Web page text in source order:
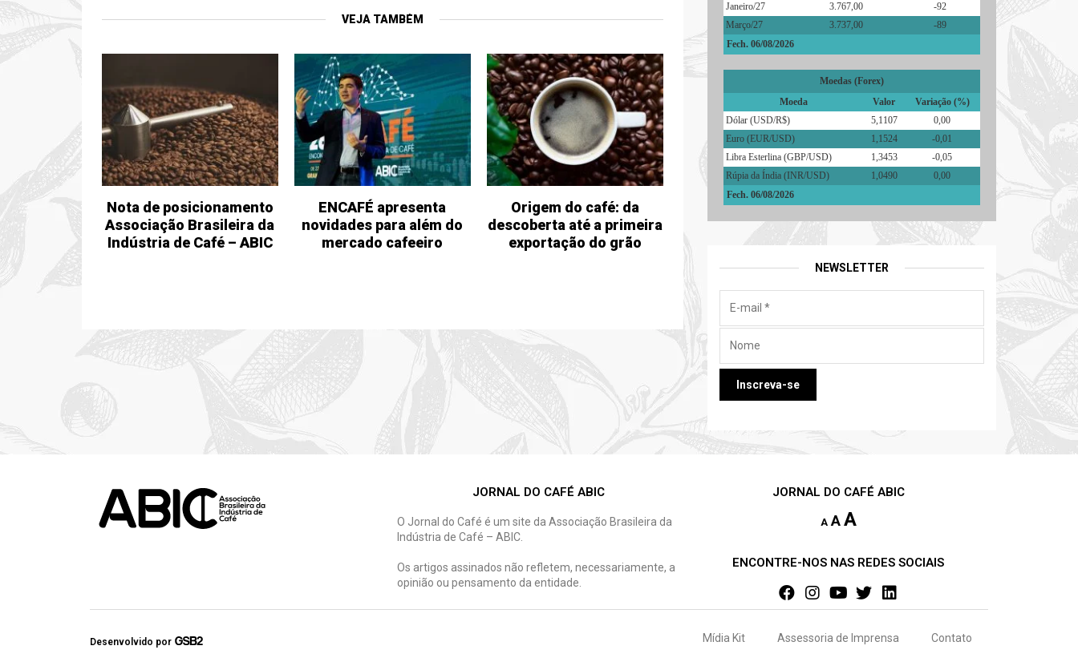
Janeiro/27
3.767,00
-92
Março/27
3.737,00
-89
Fech. 06/08/2026
Moedas (Forex)
Moeda
Valor
Variação (%)
Dólar (USD/R$)
5,1107
0,00
Euro (EUR/USD)
1,1524
-0,01
Libra Esterlina (GBP/USD)
1,3453
-0,05
Rúpia da Índia (INR/USD)
1,0490
0,00
Fech. 06/08/2026
NEWSLETTER
VEJA TAMBÉM
Nota de posicionamento
Associação Brasileira da
Indústria de Café – ABIC
ENCAFÉ apresenta
novidades para além do
mercado cafeeiro
Origem do café: da
descoberta até a primeira
exportação do grão
JORNAL DO CAFÉ ABIC
O Jornal do Café é um site da Associação Brasileira da
Indústria de Café – ABIC.
Os artigos assinados não refletem, necessariamente, a
opinião ou pensamento da entidade.
JORNAL DO CAFÉ ABIC
A AA
ENCONTRE-NOS NAS REDES SOCIAIS
Desenvolvido por Mídia Kit Assessoria de Imprensa Contato